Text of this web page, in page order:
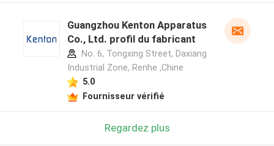
Guangzhou Kenton Apparatus
Co., Ltd. profil du fabricant
No. 6, Tongxing Street, Daxiang
Industrial Zone, Renhe ,Chine
5.0
Fournisseur vérifié
Regardez plus